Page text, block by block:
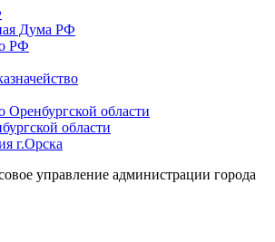
Дума РФ
РФ
Оренбургской области
области
г.Орска
управление администрации города